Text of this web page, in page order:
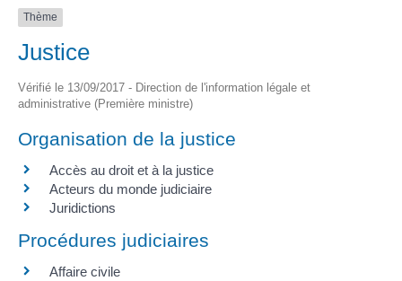
Thème
Justice
Vérifié le 13/09/2017 - Direction de l'information légale et
administrative (Première ministre)
Organisation de la justice
Accès au droit et à la justice
Acteurs du monde judiciaire
Juridictions
Procédures judiciaires
Affaire civile